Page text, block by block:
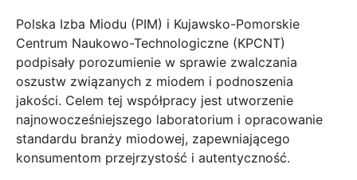
Polska Izba Miodu (PIM) i Kujawsko-Pomorskie
Centrum Naukowo-Technologiczne (KPCNT)
podpisały porozumienie w sprawie zwalczania
oszustw związanych z miodem i podnoszenia
jakości. Celem tej współpracy jest utworzenie
najnowocześniejszego laboratorium i opracowanie
standardu branży miodowej, zapewniającego
konsumentom przejrzystość i autentyczność.